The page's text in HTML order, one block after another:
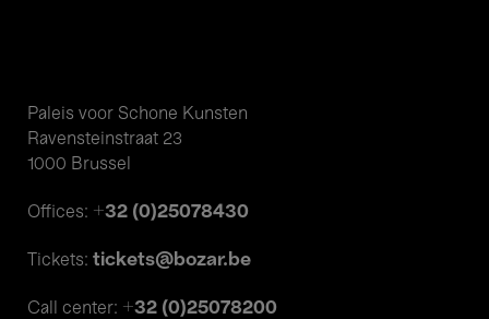
Paleis voor Schone Kunsten
Ravensteinstraat 23
1000 Brussel
Offices: +32 (0)25078430
Tickets: tickets@bozar.be
Call center: +32 (0)25078200